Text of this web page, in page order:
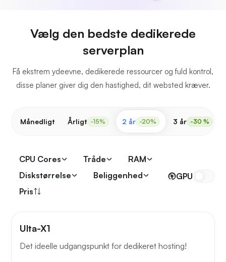
Vælg den bedste dedikerede
serverplan
Få ekstrem ydeevne, dedikerede ressourcer og fuld kontrol,
disse planer giver dig den hastighed, dit websted kræver.
Månedligt Årligt -15% 2 år -20% 3 år -30 %
CPU Cores Tråde
RAM
Diskstørrelse
Beliggenhed
Pris
GPU
Ulta-X1
Det ideelle udgangspunkt for dedikeret hosting!